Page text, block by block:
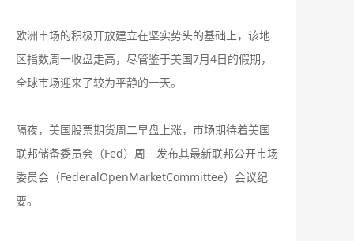
欧洲市场的积极开放建立在坚实势头的基础上，该地
区指数周一收盘走高，尽管鉴于美国7月4日的假期，
全球市场迎来了较为平静的一天。
隔夜，美国股票期货周二早盘上涨，市场期待着美国
联邦储备委员会（Fed）周三发布其最新联邦公开市场
委员会（FederalOpenMarketCommittee）会议纪
要。